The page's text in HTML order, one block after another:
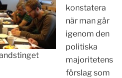
konstatera
när man går
igenom den
politiska
majoritetens
förslag som